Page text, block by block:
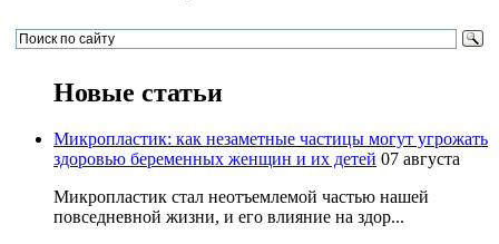
Новые статьи
Микропластик: как незаметные частицы могут угрожать
здоровью беременных женщин и их детей 07 августа
Микропластик стал неотъемлемой частью нашей
повседневной жизни, и его влияние на здор...